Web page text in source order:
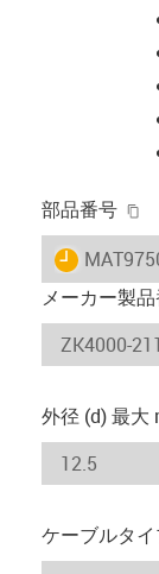
部品番号
igus-icon-
メーカー製
外径 (d) 最大
ケーブルタ